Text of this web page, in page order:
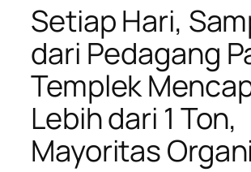
Setiap Hari,
dari Pedagang
Templek
Lebih dari 1 Ton,
Mayoritas